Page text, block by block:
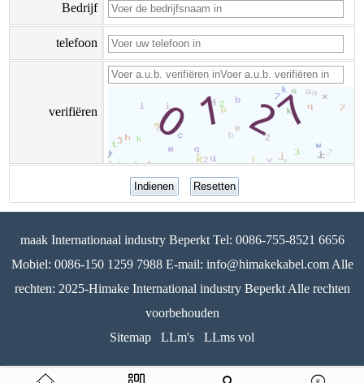
Bedrijf
telefoon​
verifiëren
maak Internationaal industry Beperkt Tel: 0086-755-8521 6656
Mobiel: 0086-150 1259 7988 E-mail: info@himakekabel.com Alle
rechten: 2025-Himake International industry Beperkt Alle rechten
voorbehouden
Sitemap
LLm's LLms vol